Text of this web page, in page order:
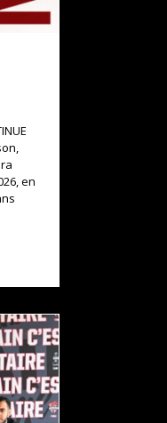
en
!